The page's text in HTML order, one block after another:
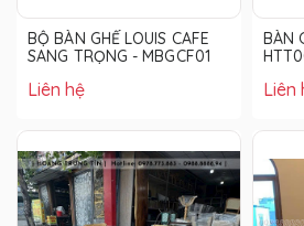
BỘ BÀN GHẾ LOUIS CAFE
SANG TRỌNG - MBGCF01
Liên hệ
BÀN
Liên